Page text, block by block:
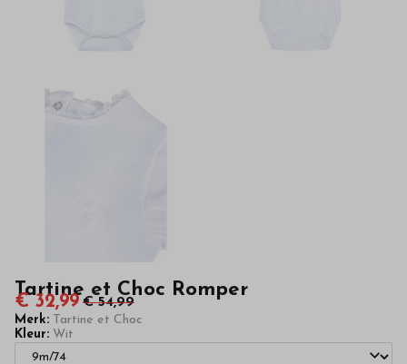
hoge
kwaliteit
Tartine et Choc Romper
€ 32,99 € 54,99
Merk: Tartine et Choc
Kleur: Wit